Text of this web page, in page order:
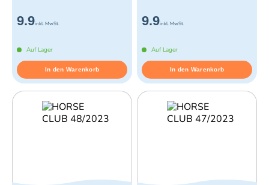
9.9inkl. MwSt.
Auf Lager
In den Warenkorb
9.9inkl. MwSt.
Auf Lager
In den Warenkorb